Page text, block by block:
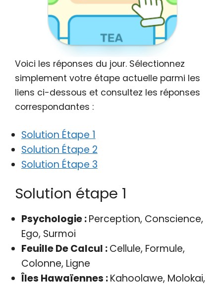
Voici les réponses du jour. Sélectionnez
simplement votre étape actuelle parmi les
liens ci-dessous et consultez les réponses
correspondantes :
Solution Étape 1
Solution Étape 2
Solution Étape 3
Solution étape 1
Psychologie :Perception, Conscience,
Ego, Surmoi
Feuille De Calcul :Cellule, Formule,
Colonne, Ligne
Îles Hawaïennes :Kahoolawe, Molokai,